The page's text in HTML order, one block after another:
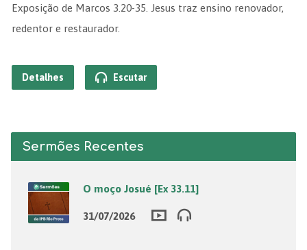
Exposição de Marcos 3.20-35. Jesus traz ensino renovador,
redentor e restaurador.
Detalhes Escutar
Sermões Recentes
O moço Josué [Ex 33.11]
31/07/2026